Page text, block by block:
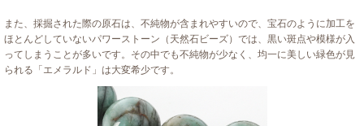
また、採掘された際の原石は、不純物が含まれやすいので、宝石のように加工を
ほとんどしていないパワーストーン（天然石ビーズ）では、黒い斑点や模様が入
ってしまうことが多いです。その中でも不純物が少なく、均一に美しい緑色が見
られる「エメラルド」は大変希少です。